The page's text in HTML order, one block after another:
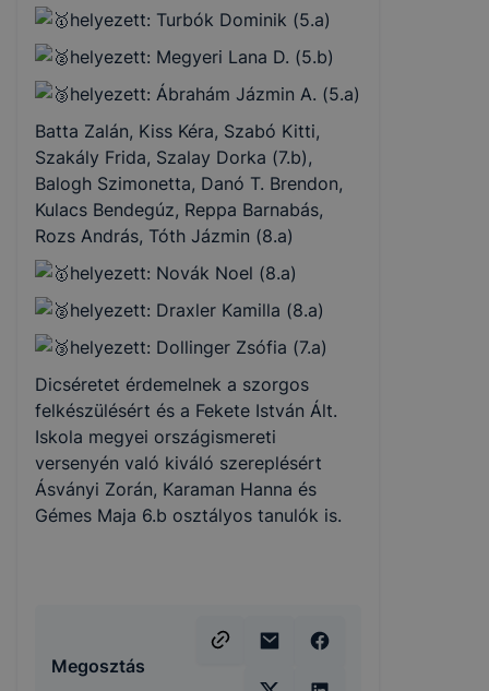
helyezett: Turbók Dominik (5.a)
helyezett: Megyeri Lana D. (5.b)
helyezett: Ábrahám Jázmin A. (5.a)
Batta Zalán, Kiss Kéra, Szabó Kitti,
Szakály Frida, Szalay Dorka (7.b),
Balogh Szimonetta, Danó T. Brendon,
Kulacs Bendegúz, Reppa Barnabás,
Rozs András, Tóth Jázmin (8.a)
helyezett: Novák Noel (8.a)
helyezett: Draxler Kamilla (8.a)
helyezett: Dollinger Zsófia (7.a)
Dicséretet érdemelnek a szorgos
felkészülésért és a Fekete István Ált.
Iskola megyei országismereti
versenyén való kiváló szereplésért
Ásványi Zorán, Karaman Hanna és
Gémes Maja 6.b osztályos tanulók is.
Megosztás